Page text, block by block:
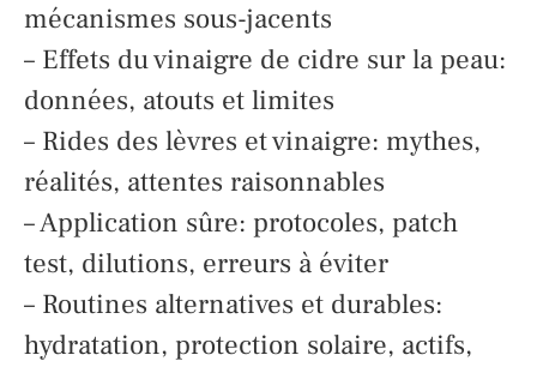
mécanismes sous-jacents
– Effets du vinaigre de cidre sur la peau:
données, atouts et limites
– Rides des lèvres et vinaigre: mythes,
réalités, attentes raisonnables
– Application sûre: protocoles, patch
test, dilutions, erreurs à éviter
– Routines alternatives et durables:
hydratation, protection solaire, actifs,